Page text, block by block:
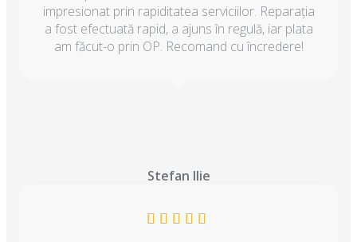
impresionat prin rapiditatea serviciilor. Reparația
a fost efectuată rapid, a ajuns în regulă, iar plata
am făcut-o prin OP. Recomand cu încredere!
Stefan Ilie